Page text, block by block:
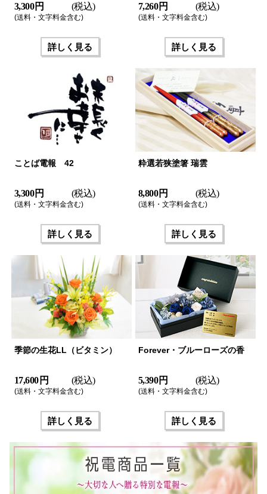
3,300 円 (税込)
(送料・文字料金含む)
詳しく見る
7,260 円 (税込)
(送料・文字料金含む)
詳しく見る
ことば電報 42
3,300 円 (税込)
(送料・文字料金含む)
詳しく見る
粋選若狭塗箸 瑞雲
8,800 円 (税込)
(送料・文字料金含む)
詳しく見る
季節の生花LL（ビタミン）
17,600 円 (税込)
(送料・文字料金含む)
詳しく見る
Forever・ブルーローズの香
5,390 円 (税込)
(送料・文字料金含む)
詳しく見る